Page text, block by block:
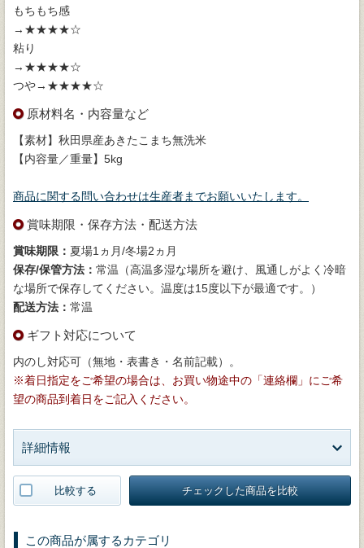
もちもち感
粘り
つや→★★★★☆
原材料名・内容量など
【素材】秋田県産あきたこまち無洗米
【内容量／重量】5kg
商品に関する問い合わせは生産者までお願いいたします。
賞味期限・保存方法・配送方法
賞味期限： 夏場1ヵ月/冬場2ヵ月
保存/保管方法： 常温（高温多湿な場所を避け、風通しがよく冷暗
な場所で保存してください。温度は15度以下が最適です。）
配送方法： 常温
ギフト対応について
内のし対応可（無地・表書き・名前記載）。
※着日指定をご希望の場合は、お買い物途中の「連絡欄」にご希
望の商品到着日をご記入ください。
詳細情報
比較する チェックした商品を比較
この商品が属するカテゴリ